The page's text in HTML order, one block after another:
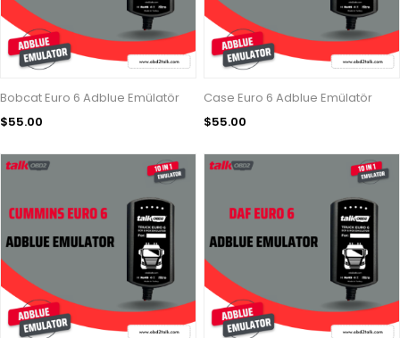
Bobcat Euro 6 Adblue Emülatör
$55.00
Case Euro 6 Adblue Emülatör
$55.00